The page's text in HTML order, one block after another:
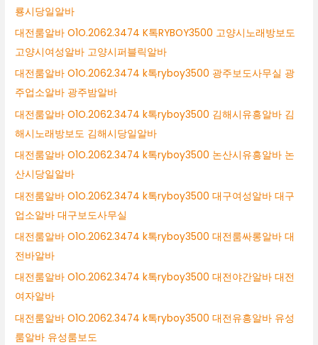
룡시당일알바
대전룸알바 O1O.2062.3474 K톡RYBOY3500 고양시노래방보도
고양시여성알바 고양시퍼블릭알바
대전룸알바 O1O.2062.3474 k톡ryboy3500 광주보도사무실 광
주업소알바 광주밤알바
대전룸알바 O1O.2062.3474 k톡ryboy3500 김해시유흥알바 김
해시노래방보도 김해시당일알바
대전룸알바 O1O.2062.3474 k톡ryboy3500 논산시유흥알바 논
산시당일알바
대전룸알바 O1O.2062.3474 k톡ryboy3500 대구여성알바 대구
업소알바 대구보도사무실
대전룸알바 O1O.2062.3474 k톡ryboy3500 대전룸싸롱알바 대
전바알바
대전룸알바 O1O.2062.3474 k톡ryboy3500 대전야간알바 대전
여자알바
대전룸알바 O1O.2062.3474 k톡ryboy3500 대전유흥알바 유성
룸알바 유성룸보도